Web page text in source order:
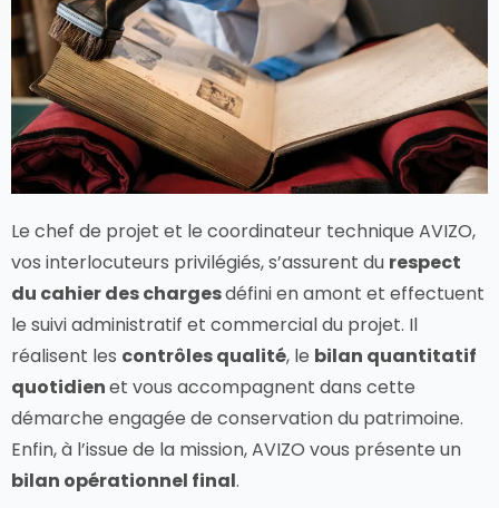
Le chef de projet et le coordinateur technique AVIZO,
vos interlocuteurs privilégiés, s’assurent du respect
du cahier des chargesdéfini en amont et effectuent
le suivi administratif et commercial du projet. Il
réalisent les contrôles qualité, le bilan quantitatif
quotidienet vous accompagnent dans cette
démarche engagée de conservation du patrimoine.
Enfin, à l’issue de la mission, AVIZO vous présente un
bilan opérationnel final.